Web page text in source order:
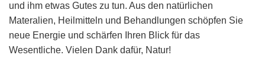
und ihm etwas Gutes zu tun. Aus den natürlichen
Materalien, Heilmitteln und Behandlungen schöpfen Sie
neue Energie und schärfen Ihren Blick für das
Wesentliche. Vielen Dank dafür, Natur!